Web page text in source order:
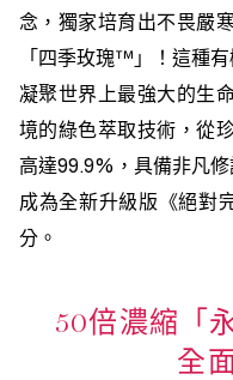
念，獨家培育出不畏嚴
「四季玫瑰™」！這種
凝聚世界上最強大的生
境的綠色萃取技術，從
高達99.9%，具備非凡修
成為全新升級版《絕對
分。
50倍濃縮「
全